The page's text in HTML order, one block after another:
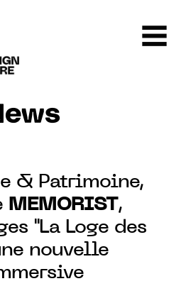
& Patrimoine,
MEMORIST,
"La Loge des
nouvelle